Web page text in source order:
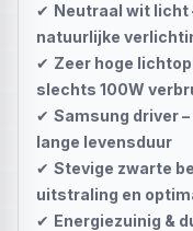
✔ Neutraal wit licht
natuurlijke
✔ Zeer hoge
slechts 100W
✔ Samsung driver
lange levensduur
✔ Stevige zwarte
uitstraling en
✔ Energiezuinig &